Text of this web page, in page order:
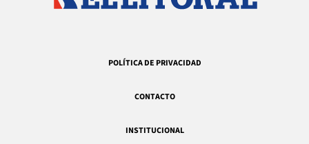
POLÍTICA DE PRIVACIDAD
CONTACTO
INSTITUCIONAL